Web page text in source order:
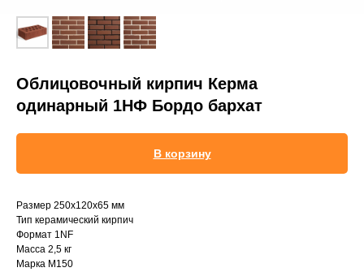
Облицовочный кирпич Керма
одинарный 1НФ Бордо бархат
В корзину
Размер 250х120х65 мм
Тип керамический кирпич
Формат 1NF
Масса 2,5 кг
Марка М150